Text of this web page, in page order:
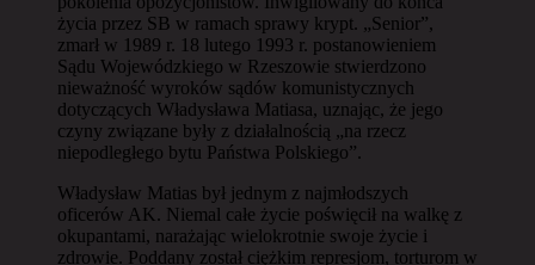
życia przez SB w ramach sprawy krypt. „Senior”,
zmarł w 1989 r. 18 lutego 1993 r. postanowieniem
Sądu Wojewódzkiego w Rzeszowie stwierdzono
nieważność wyroków sądów komunistycznych
dotyczących Władysława Matiasa, uznając, że jego
czyny związane były z działalnością „na rzecz
niepodległego bytu Państwa Polskiego”.
Władysław Matias był jednym z najmłodszych
oficerów AK. Niemal całe życie poświęcił na walkę z
okupantami, narażając wielokrotnie swoje życie i
zdrowie. Poddany został ciężkim represjom, torturom w